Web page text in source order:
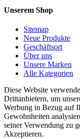
Unserem Shop
Sitemap
Neue Produkte
Geschäftsort
Über uns
Unsere Marken
Alle Kategorien
Diese Website
Drittanbietern, um
Werbung in Bezug auf
Gewohnheiten
seiner Verwendung zu
Akzeptieren.